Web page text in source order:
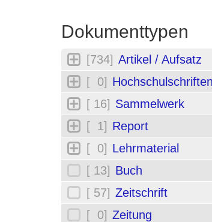
Dokumenttypen
[734] Artikel / Aufsatz
[ 0] Hochschulschriften
[ 16] Sammelwerk
[ 1] Report
[ 0] Lehrmaterial
[ 13] Buch
[ 57] Zeitschrift
[ 0] Zeitung